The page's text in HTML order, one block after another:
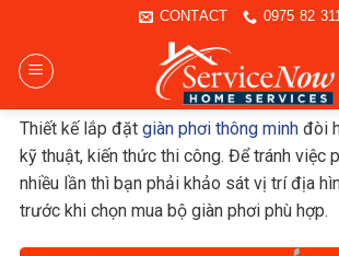
content
CONTACT 0975 82
Thiết kế lắp đặt giàn phơi thông minhđòi
kỹ thuật, kiến thức thi công. Để tránh việc
nhiều lần thì bạn phải khảo sát vị trí địa
trước khi chọn mua bộ giàn phơi phù hợp.